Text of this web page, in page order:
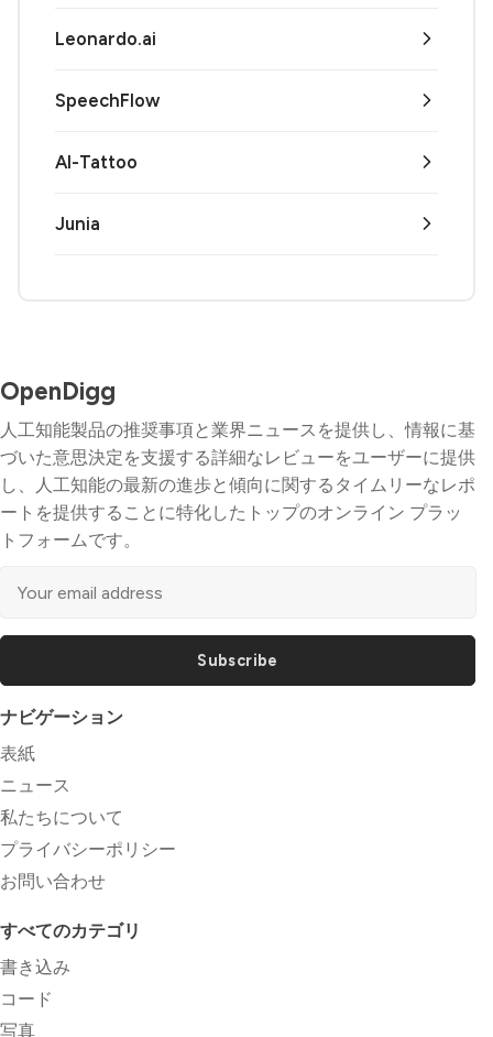
Leonardo.ai
SpeechFlow
AI-Tattoo
Junia
OpenDigg
人工知能製品の推奨事項と業界ニュースを提供し、情報に基
づいた意思決定を支援する詳細なレビューをユーザーに提供
し、人工知能の最新の進歩と傾向に関するタイムリーなレポ
ートを提供することに特化したトップのオンライン プラッ
トフォームです。
Subscribe
ナビゲーション
表紙
ニュース
私たちについて
プライバシーポリシー
お問い合わせ
すべてのカテゴリ
書き込み
コード
写真